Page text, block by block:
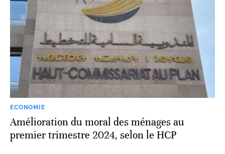
ECONOMIE
Amélioration du moral des ménages au
premier trimestre 2024, selon le HCP